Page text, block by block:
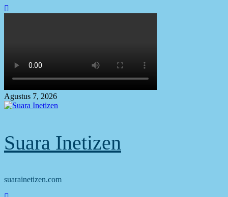
Skip
Agustus 7, 2026
Suara Inetizen
suarainetizen.com